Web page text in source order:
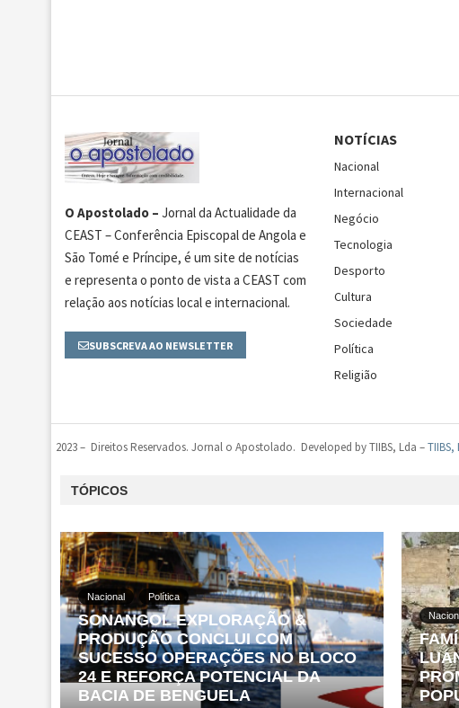
O Apostolado – Jornal da Actualidade da
CEAST – Conferência Episcopal de Angola e
São Tomé e Príncipe, é um site de notícias
e representa o ponto de vista a CEAST com
relação aos notícias local e internacional.
SUBSCREVA AO NEWSLETTER
NOTÍCIAS
Nacional
Internacional
Negócio
Tecnologia
Desporto
Cultura
Sociedade
Política
Religião
2023 – Direitos Reservados. Jornal o Apostolado. Developed by TIIBS, Lda –
TÓPICOS
Nacional Política
SONANGOL EXPLORAÇÃO &
PRODUÇÃO CONCLUI COM
SUCESSO OPERAÇÕES NO BLOCO
24 E REFORÇA POTENCIAL DA
BACIA DE BENGUELA